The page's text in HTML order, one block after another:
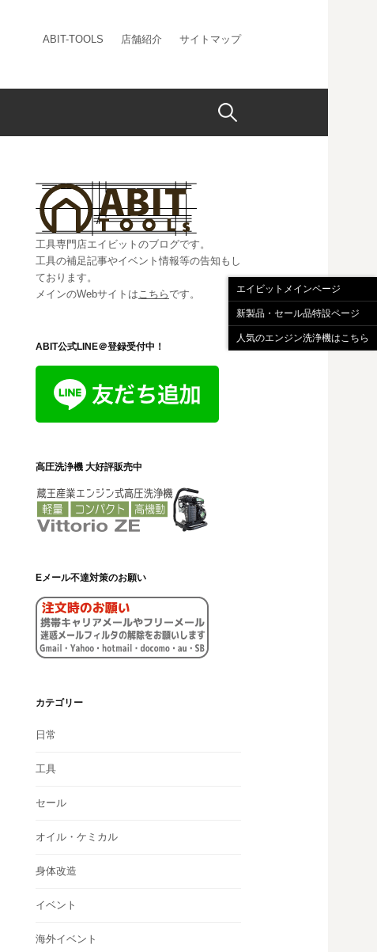
ABIT-TOOLS 店舗紹介 サイトマップ
検
工具専門店エイビットのブログです。
工具の補足記事やイベント情報等の告知もし
ております。
メインのWebサイトはこちらです。
ABIT公式LINE＠登録受付中！
高圧洗浄機 大好評販売中
Eメール不達対策のお願い
カテゴリー
日常
工具
セール
オイル・ケミカル
身体改造
イベント
海外イベント
エイビットメインページ
新製品・セール品特設ページ
人気のエンジン洗浄機はこちら